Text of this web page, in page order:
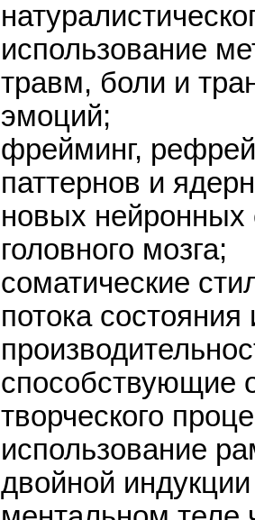
использование
травм, боли и
эмоций;
фрейминг,
паттернов и
новых нейронных
головного мозга;
соматические
потока
способствующие
творческого
использование
двойной